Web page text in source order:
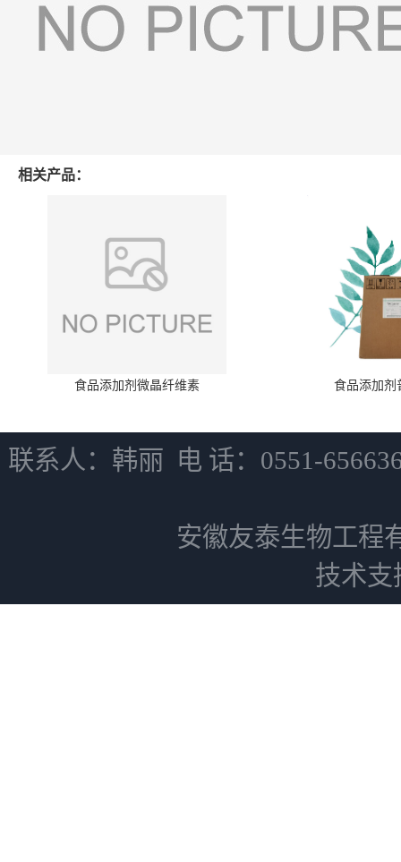
相关产品：
食品添加剂微晶纤维素 食品添加剂
联系人：韩丽 电 话：0551-
安徽友泰生物工程
技术